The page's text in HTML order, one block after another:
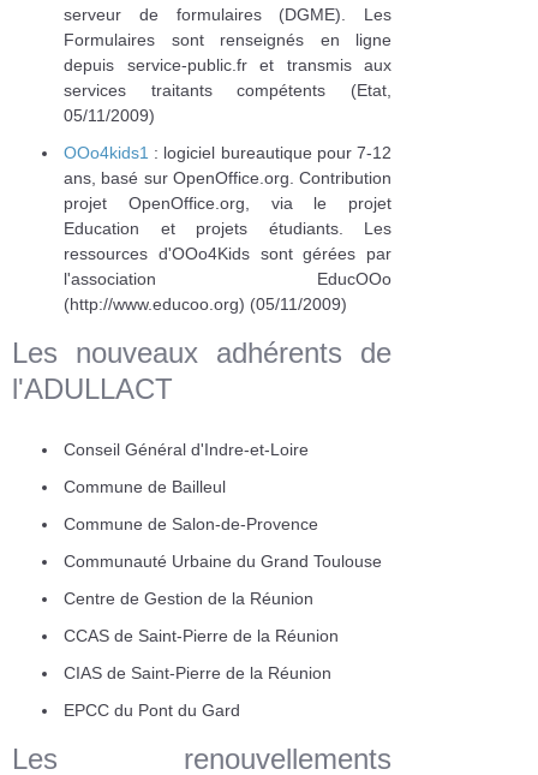
serveur de formulaires (DGME). Les
Formulaires sont renseignés en ligne
depuis service-public.fr et transmis aux
services traitants compétents (Etat,
05/11/2009)
OOo4kids1 : logiciel bureautique pour 7-12
ans, basé sur OpenOffice.org. Contribution
projet OpenOffice.org, via le projet
Education et projets étudiants. Les
ressources d'OOo4Kids sont gérées par
l'association EducOOo
(http://www.educoo.org) (05/11/2009)
Les nouveaux adhérents de
l'ADULLACT
Conseil Général d'Indre-et-Loire
Commune de Bailleul
Commune de Salon-de-Provence
Communauté Urbaine du Grand Toulouse
Centre de Gestion de la Réunion
CCAS de Saint-Pierre de la Réunion
CIAS de Saint-Pierre de la Réunion
EPCC du Pont du Gard
Les renouvellements